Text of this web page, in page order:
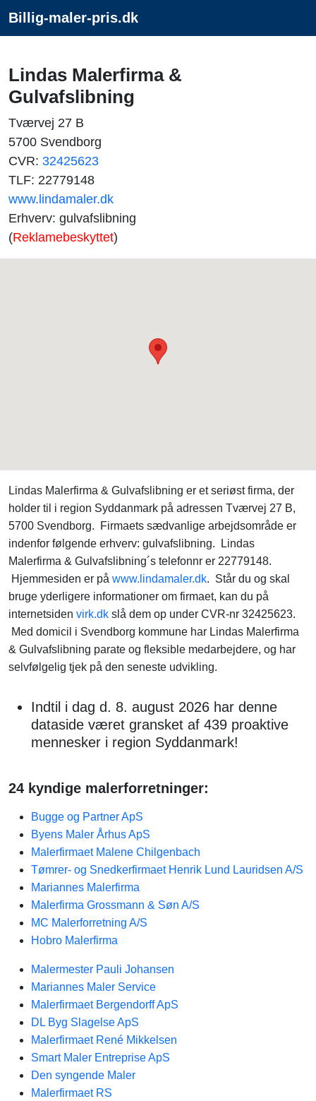
Billig-maler-pris.dk
Lindas Malerfirma &
Gulvafslibning
Tværvej 27 B
5700 Svendborg
CVR: 32425623
TLF: 22779148
www.lindamaler.dk
Erhverv: gulvafslibning
(Reklamebeskyttet)
Lindas Malerfirma & Gulvafslibning er et seriøst firma, der
holder til i region Syddanmark på adressen Tværvej 27 B,
5700 Svendborg. Firmaets sædvanlige arbejdsområde er
indenfor følgende erhverv: gulvafslibning. Lindas
Malerfirma & Gulvafslibning´s telefonnr er 22779148.
Hjemmesiden er på www.lindamaler.dk. Står du og skal
bruge yderligere informationer om firmaet, kan du på
internetsiden virk.dk slå dem op under CVR-nr 32425623.
Med domicil i Svendborg kommune har Lindas Malerfirma
& Gulvafslibning parate og fleksible medarbejdere, og har
selvfølgelig tjek på den seneste udvikling.
Indtil i dag d. 8. august 2026 har denne
dataside været gransket af 439 proaktive
mennesker i region Syddanmark!
24 kyndige malerforretninger:
Bugge og Partner ApS
Byens Maler Århus ApS
Malerfirmaet Malene Chilgenbach
Tømrer- og Snedkerfirmaet Henrik Lund Lauridsen A/S
Mariannes Malerfirma
Malerfirma Grossmann & Søn A/S
MC Malerforretning A/S
Hobro Malerfirma
Malermester Pauli Johansen
Mariannes Maler Service
Malerfirmaet Bergendorff ApS
DL Byg Slagelse ApS
Malerfirmaet René Mikkelsen
Smart Maler Entreprise ApS
Den syngende Maler
Malerfirmaet RS